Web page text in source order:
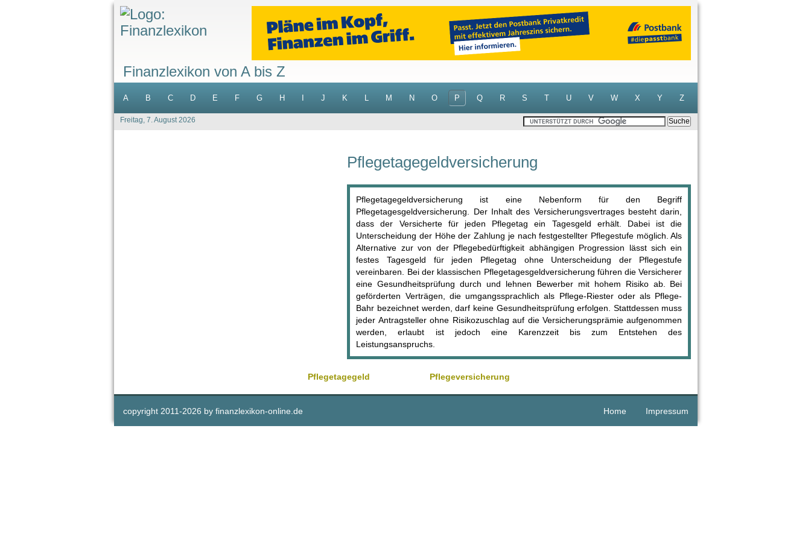
Finanzlexikon von A bis Z
A B C D E F G H J K L M N O P Q R S T U V W X Y Z
Freitag, 7. August 2026
Pflegetagegeldversicherung
Pflegetagegeldversicherung ist eine Nebenform für den Begriff
Pflegetagesgeldversicherung. Der Inhalt des Versicherungsvertrages besteht darin,
dass der Versicherte für jeden Pflegetag ein Tagesgeld erhält. Dabei ist die
Unterscheidung der Höhe der Zahlung je nach festgestellter Pflegestufe möglich. Als
Alternative zur von der Pflegebedürftigkeit abhängigen Progression lässt sich ein
festes Tagesgeld für jeden Pflegetag ohne Unterscheidung der Pflegestufe
vereinbaren. Bei der klassischen Pflegetagesgeldversicherung führen die Versicherer
eine Gesundheitsprüfung durch und lehnen Bewerber mit hohem Risiko ab. Bei
geförderten Verträgen, die umgangssprachlich als Pflege-Riester oder als Pflege-
Bahr bezeichnet werden, darf keine Gesundheitsprüfung erfolgen. Stattdessen muss
jeder Antragsteller ohne Risikozuschlag auf die Versicherungsprämie aufgenommen
werden, erlaubt ist jedoch eine Karenzzeit bis zum Entstehen des
Leistungsanspruchs.
Pflegetagegeld Pflegeversicherung
copyright 2011-2026 by finanzlexikon-online.de Home Impressum